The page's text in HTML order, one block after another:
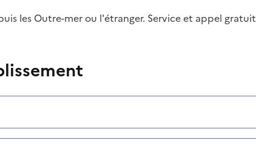
les Outre-mer ou l'étranger. Service et appel gratuit